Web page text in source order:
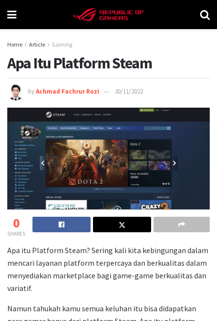
Home Article Gaming
Apa Itu Platform Steam
byAchmad Fachrur Rozi 30/11/2022
0
SHARES
Apa itu Platform Steam? Sering kali kita kebingungan dalam
mencari layanan platform terpercaya dan berkualitas dalam
menyediakan marketplace bagi game-game berkualitas dan
variatif.
Namun tahukah kamu semua keluhan itu bisa didapatkan